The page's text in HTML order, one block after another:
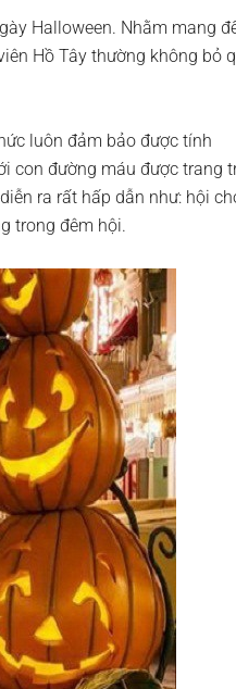
Halloween. Nhằm mang
Hồ Tây thường không bỏ
luôn đảm bảo được tính
con đường máu được trang
ra rất hấp dẫn như: hội
trong đêm hội.